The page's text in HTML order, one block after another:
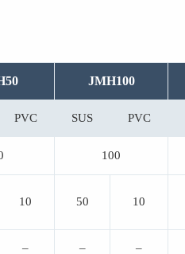
JMH100
PVC SUS PVC
100
10 50 10
– – –